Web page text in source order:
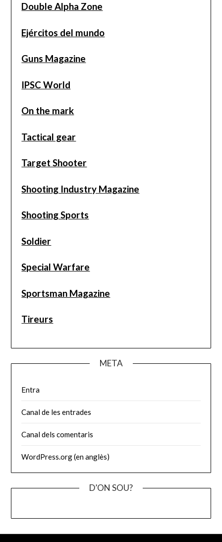
Double Alpha Zone
Ejércitos del mundo
Guns Magazine
IPSC World
On the mark
Tactical gear
Target Shooter
Shooting Industry Magazine
Shooting Sports
Soldier
Special Warfare
Sportsman Magazine
Tireurs
META
Entra
Canal de les entrades
Canal dels comentaris
WordPress.org (en anglès)
D’ON SOU?